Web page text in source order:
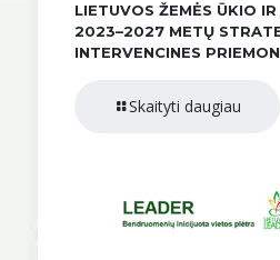
LIETUVOS ŽEMĖS ŪKIO
2023–2027 METŲ
INTERVENCINES
Skaityti daugiau